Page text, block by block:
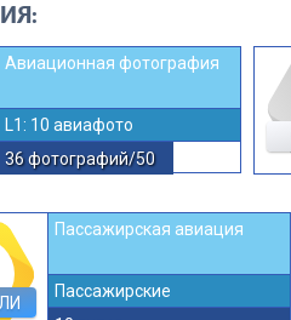
Авиационная фотография
L1: 10 авиафото
36 фотографий/50
Пассажирская авиация
Пассажирские